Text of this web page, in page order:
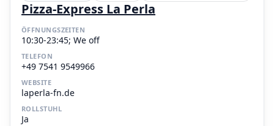
Pizza-Express La Perla
ÖFFNUNGSZEITEN
10:30-23:45; We off
TELEFON
+49 7541 9549966
WEBSITE
laperla-fn.de
ROLLSTUHL
Ja